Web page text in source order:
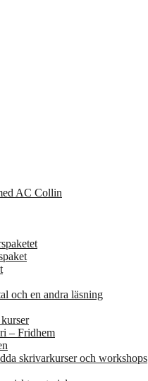
AC Collin
och en andra läsning
– Fridhem
skrivarkurser och workshops